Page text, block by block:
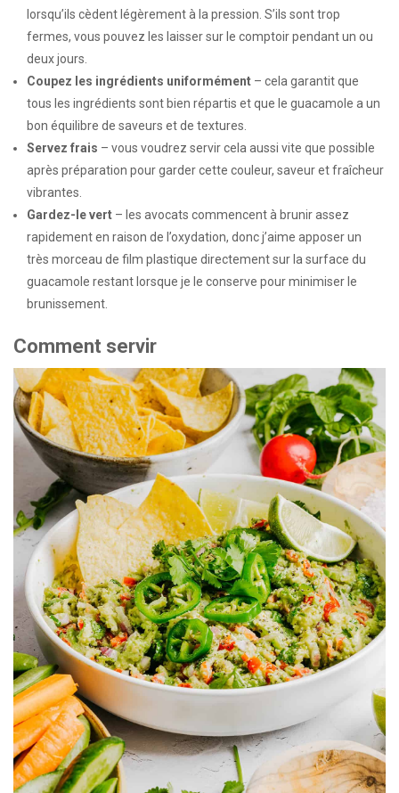
lorsqu’ils cèdent légèrement à la pression. S’ils sont trop
fermes, vous pouvez les laisser sur le comptoir pendant un ou
deux jours.
Coupez les ingrédients uniformément – cela garantit que
tous les ingrédients sont bien répartis et que le guacamole a un
bon équilibre de saveurs et de textures.
Servez frais – vous voudrez servir cela aussi vite que possible
après préparation pour garder cette couleur, saveur et fraîcheur
vibrantes.
Gardez-le vert – les avocats commencent à brunir assez
rapidement en raison de l’oxydation, donc j’aime apposer un
très morceau de film plastique directement sur la surface du
guacamole restant lorsque je le conserve pour minimiser le
brunissement.
Comment servir